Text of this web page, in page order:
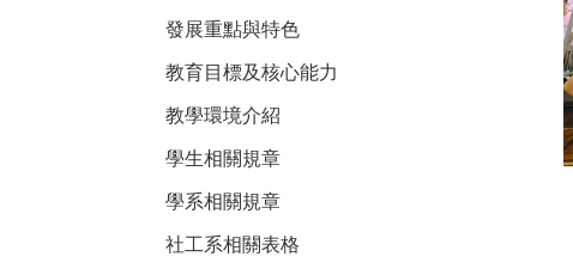
發展重點與特色
教育目標及核心能力
教學環境介紹
學生相關規章
學系相關規章
社工系相關表格